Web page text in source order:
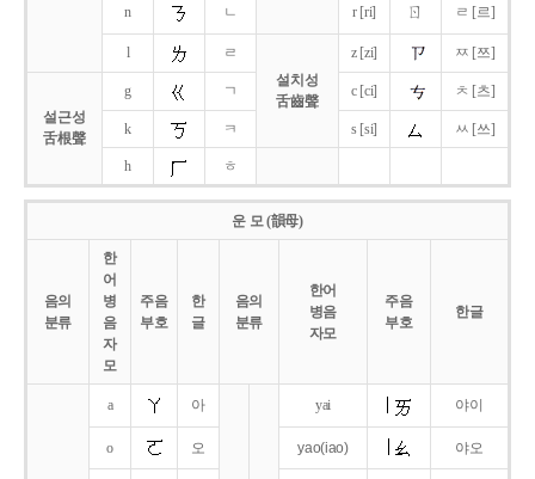
n ㄴ r [ri] ㄖ ㄹ [르]
l
ㄹ
설치성
舌齒聲
z [zi] ㅉ [쯔]
설근성
舌根聲
g ㄱ c [ci] ㅊ [츠]
k ㅋ s [si] ㅆ [쓰]
h ㅎ
운 모 (韻母)
음의
분류
한
어
병
음
자
모
주음
부호
한
글
음의
분류
한어
병음
자모
주음
부호
한글
a 아 yai 야이
o 오 yao(iao) 야오